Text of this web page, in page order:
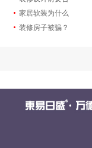
· 家居软装为什么
· 装修房子被骗？